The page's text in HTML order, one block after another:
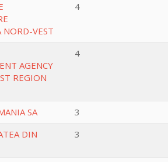
NORD-VEST
4
AGENCY
REGION
4
SA
3
DIN
3